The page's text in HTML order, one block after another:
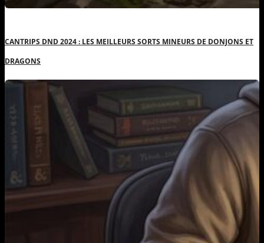
CANTRIPS DND 2024 : LES MEILLEURS SORTS MINEURS DE DONJONS ET
DRAGONS